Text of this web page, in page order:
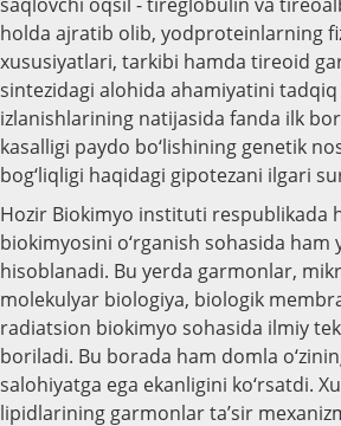
holda ajratib olib, yodproteinlarning
xususiyatlari, tarkibi hamda tireoid
sintezidagi alohida ahamiyatini
izlanishlarining natijasida fanda ilk
kasalligi paydo bo‘lishining genetik
bog‘liqligi haqidagi gipotezani ilgari
Hozir Biokimyo instituti respublikada
biokimyosini o‘rganish sohasida ham
hisoblanadi. Bu yerda garmonlar,
molekulyar biologiya, biologik
radiatsion biokimyo sohasida ilmiy
boriladi. Bu borada ham domla
salohiyatga ega ekanligini ko‘rsatdi.
lipidlarining garmonlar ta’sir